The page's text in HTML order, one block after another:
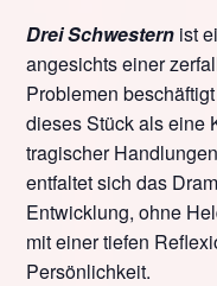
Drei Schwesternist
angesichts einer
Problemen
dieses Stück als eine
tragischer
entfaltet sich das
Entwicklung, ohne
mit einer tiefen
Persönlichkeit.